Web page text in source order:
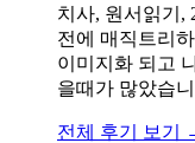
치사, 원서읽기,
전에 매직트리
이미지화 되고
을때가 많았습
전체 후기 보기